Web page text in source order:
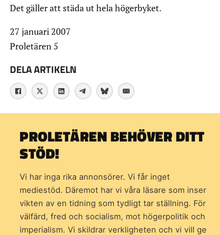
Det gäller att städa ut hela högerbyket.
27 januari 2007
Proletären 5
DELA ARTIKELN
PROLETÄREN BEHÖVER DITT
STÖD!
Vi har inga rika annonsörer. Vi får inget
mediestöd. Däremot har vi våra läsare som inser
vikten av en tidning som tydligt tar ställning. För
välfärd, fred och socialism, mot högerpolitik och
imperialism. Vi skildrar verkligheten och vi vill ge